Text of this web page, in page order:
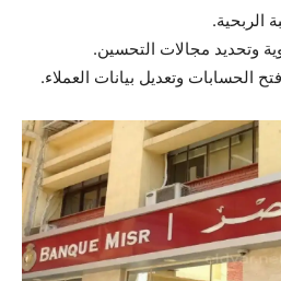
الربحية.
وتحديد مجالات التحسين.
الحسابات وتعديل بيانات العملاء.